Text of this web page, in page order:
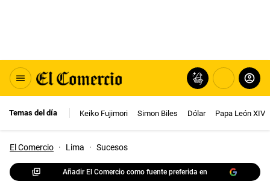
Temas del día Keiko Fujimori Simon Biles Dólar Papa León XIV
El Comercio · Lima · Sucesos
Añadir El Comercio como fuente preferida en